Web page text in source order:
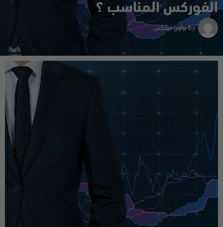
الفوركس المناسب ؟
by براون فيلكس